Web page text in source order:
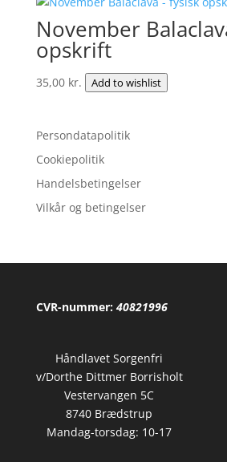
November
opskrift
35,00 kr. Add to wishlist
Persondatapolitik
Cookiepolitik
Handelsbetingelser
Vilkår og betingelser
CVR-nummer: 40821996
Håndlavet Sorgenfri
v/Dorthe Dittmer Borrisholt
Vestervangen 5C
8740 Brædstrup
Mandag-torsdag: 10-17